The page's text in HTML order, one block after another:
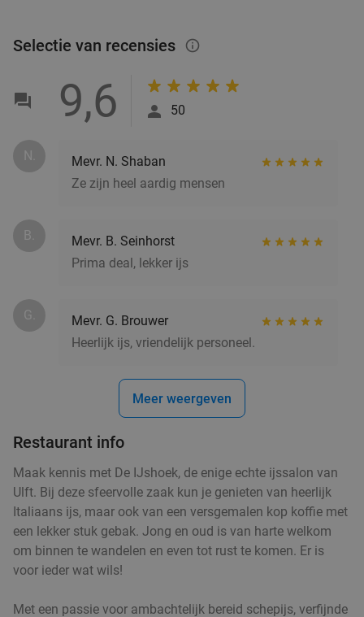
Selectie van recensies info_outlined
9,6 50
N.
Mevr. N. Shaban
Ze zijn heel aardig mensen
B.
Mevr. B. Seinhorst
Prima deal, lekker ijs
G.
Mevr. G. Brouwer
Heerlijk ijs, vriendelijk personeel.
Meer weergeven
Restaurant info
Maak kennis met De IJshoek, de enige echte ijssalon van
Ulft. Bij deze sfeervolle zaak kun je genieten van heerlijk
Italiaans ijs, maar ook van een versgemalen kop koffie met
een lekker stuk gebak. Jong en oud is van harte welkom
om binnen te wandelen en even tot rust te komen. Er is
voor ieder wat wils!
Met een passie voor ambachtelijk bereid schepijs, verfijnde